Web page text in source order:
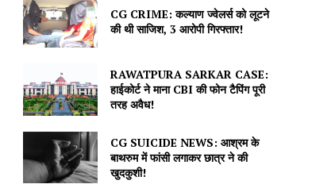
CG CRIME: कल्याण ज्वेलर्स को लूटने
की थी साजिश, 3 आरोपी गिरफ्तार!
RAWATPURA SARKAR CASE:
हाईकोर्ट ने माना CBI की फोन टैपिंग पूरी
तरह अवैध!
CG SUICIDE NEWS: आश्रम के
बाथरुम में फांसी लगाकर छात्र ने की
खुदकुशी!